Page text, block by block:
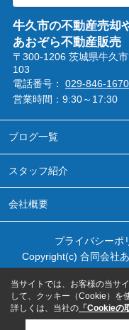
牛久市の不動産売却
あおぞら不動産販売
〒300-1206 茨城県牛久
103
電話番号： 029-846-1670
営業時間：9:30～17:30
ブログ一覧
スタッフ紹介
会社概要
プライバシーポ
Copyright(c) 合同会社
当サイトでは、お客様の当サ
して、クッキー（Cookie）を
詳しくは、当社の 「Cookieの